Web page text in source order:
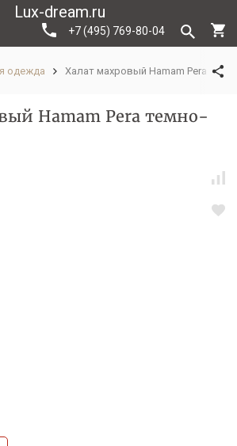
Lux-dream.ru
+7 (495) 769-80-04
одежда Халат махровый Hamam Pera
Hamam Pera темно-